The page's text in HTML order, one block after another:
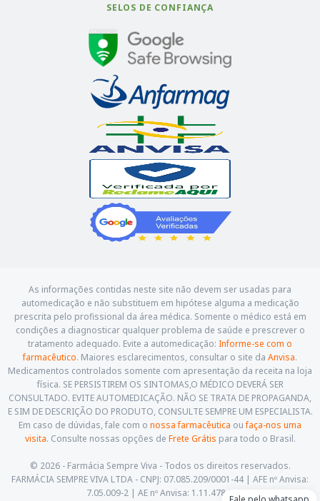
As informações contidas neste site não devem ser usadas para
automedicação e não substituem em hipótese alguma a medicação
prescrita pelo profissional da área médica. Somente o médico está em
condições a diagnosticar qualquer problema de saúde e prescrever o
tratamento adequado. Evite a automedicação: Informe-se com o
farmacêutico. Maiores esclarecimentos, consultar o site da Anvisa.
Medicamentos controlados somente com apresentação da receita na loja
física. SE PERSISTIREM OS SINTOMAS,O MÉDICO DEVERÁ SER
CONSULTADO. EVITE AUTOMEDICAÇÃO. NÃO SE TRATA DE PROPAGANDA,
E SIM DE DESCRIÇÃO DO PRODUTO, CONSULTE SEMPRE UM ESPECIALISTA.
Em caso de dúvidas, fale com o nossa farmacêutica oufaça-nos uma
visita. Consulte nossas opções de Frete Grátis para todo o Brasil.
© 2026 - Farmácia Sempre Viva - Todos os direitos reservados.
FARMÁCIA SEMPRE VIVA LTDA - CNPJ: 07.085.209/0001-44 | AFE nº Anvisa:
7.05.009-2 | AE nº Anvisa: 1.11.478-5
SELOS DE CONFIANÇA